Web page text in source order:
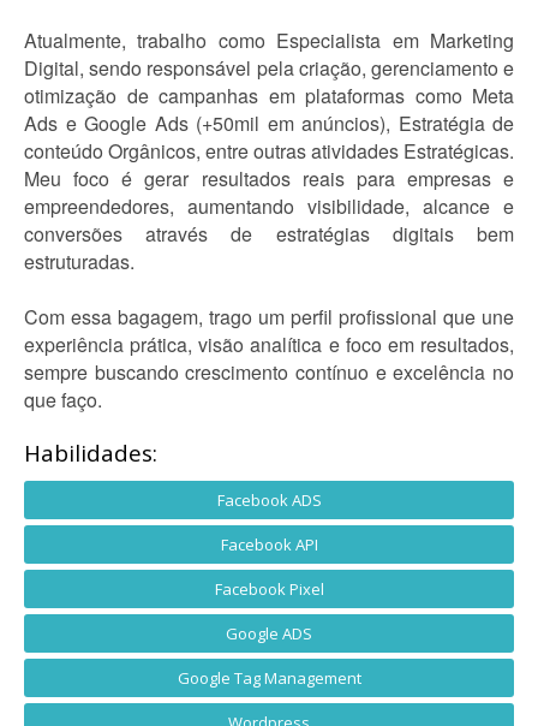
Atualmente, trabalho como Especialista em Marketing
Digital, sendo responsável pela criação, gerenciamento e
otimização de campanhas em plataformas como Meta
Ads e Google Ads (+50mil em anúncios), Estratégia de
conteúdo Orgânicos, entre outras atividades Estratégicas.
Meu foco é gerar resultados reais para empresas e
empreendedores, aumentando visibilidade, alcance e
conversões através de estratégias digitais bem
estruturadas.
Com essa bagagem, trago um perfil profissional que une
experiência prática, visão analítica e foco em resultados,
sempre buscando crescimento contínuo e excelência no
que faço.
Habilidades:
Facebook ADS
Facebook API
Facebook Pixel
Google ADS
Google Tag Management